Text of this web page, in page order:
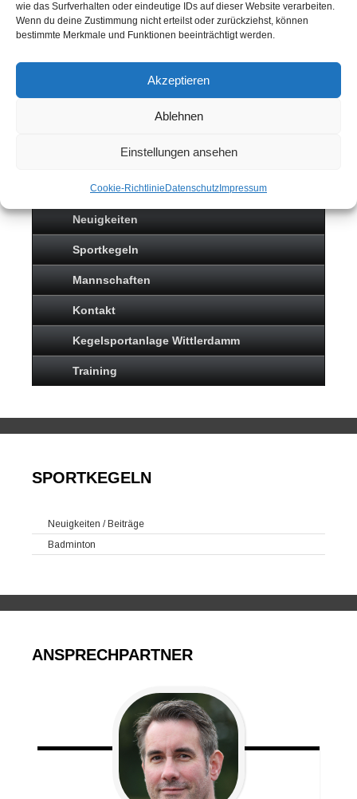
wie das Surfverhalten oder eindeutige IDs auf dieser Website verarbeiten.
Wenn du deine Zustimmung nicht erteilst oder zurückziehst, können
bestimmte Merkmale und Funktionen beeinträchtigt werden.
Akzeptieren
Ablehnen
Einstellungen ansehen
Cookie-Richtlinie Datenschutz Impressum
Neuigkeiten
Sportkegeln
Mannschaften
Kontakt
Kegelsportanlage Wittlerdamm
Training
SPORTKEGELN
Neuigkeiten / Beiträge
Badminton
ANSPRECHPARTNER